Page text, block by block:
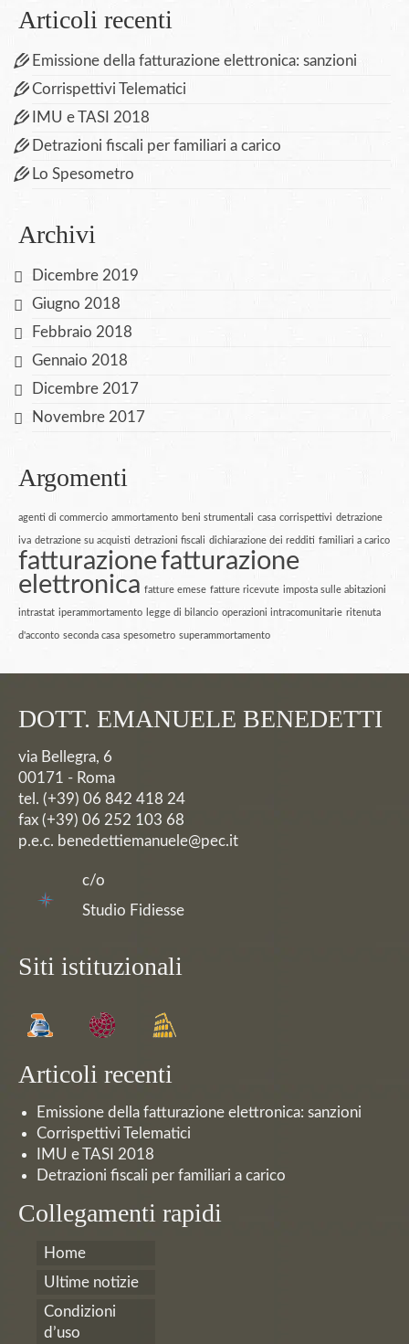
Articoli recenti
Emissione della fatturazione elettronica: sanzioni
Corrispettivi Telematici
IMU e TASI 2018
Detrazioni fiscali per familiari a carico
Lo Spesometro
Archivi
Dicembre 2019
Giugno 2018
Febbraio 2018
Gennaio 2018
Dicembre 2017
Novembre 2017
Argomenti
agenti di commercio ammortamento beni strumentali casa corrispettivi detrazione
iva detrazione su acquisti detrazioni fiscali dichiarazione dei redditi familiari a carico
fatturazionefatturazione
elettronica fatture emese fatture ricevute imposta sulle abitazioni
intrastat iperammortamento legge di bilancio operazioni intracomunitarie ritenuta
d'acconto seconda casa spesometro superammortamento
DOTT. EMANUELE BENEDETTI
via Bellegra, 6
00171 - Roma
tel. (+39) 06 842 418 24
fax (+39) 06 252 103 68
p.e.c. benedettiemanuele@pec.it
c/o
Studio Fidiesse
Siti istituzionali
Articoli recenti
Emissione della fatturazione elettronica: sanzioni
Corrispettivi Telematici
IMU e TASI 2018
Detrazioni fiscali per familiari a carico
Collegamenti rapidi
Home
Ultime notizie
Condizioni
d’uso